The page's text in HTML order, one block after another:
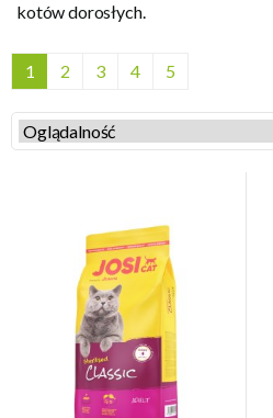
kotów dorosłych.
1 2 3 4 5